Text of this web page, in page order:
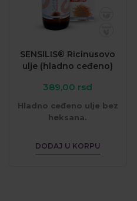
SENSILIS® Ricinusovo
ulje (hladno ceđeno)
389,00 rsd
Hladno ceđeno ulje bez
heksana.
DODAJ U KORPU